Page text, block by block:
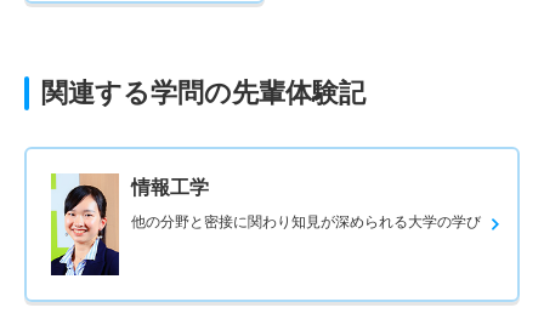
関連する学問の先輩体験記
情報工学
他の分野と密接に関わり知見が深められる大学の学び